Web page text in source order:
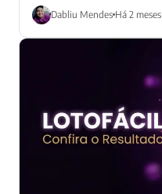
Dabliu Mendes Há 2 meses